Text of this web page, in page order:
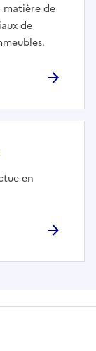
matière de
de
en